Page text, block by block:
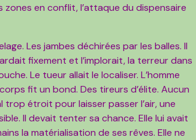
en conflit, l’attaque du dispensaire
Les jambes déchirées par les balles. Il
fixement et l’implorait, la terreur dans
Le tueur allait le localiser. L’homme
fit un bond. Des tireurs d’élite. Aucun
étroit pour laisser passer l’air, une
Il devait tenter sa chance. Elle lui avait
la matérialisation de ses rêves. Elle ne